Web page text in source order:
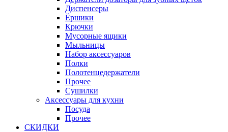
Диспенсеры
Ёршики
Крючки
Мусорные ящики
Мыльницы
Набор аксессуаров
Полки
Полотенцедержатели
Прочее
Сушилки
Аксессуары для кухни
Посуда
Прочее
СКИДКИ